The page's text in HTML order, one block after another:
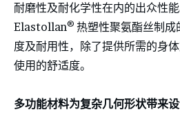
耐磨性及耐化学性在内的出众性
Elastollan® 热塑性聚氨酯丝制
度及耐用性，除了提供所需的身
使用的舒适度。
多功能材料为复杂几何形状带来